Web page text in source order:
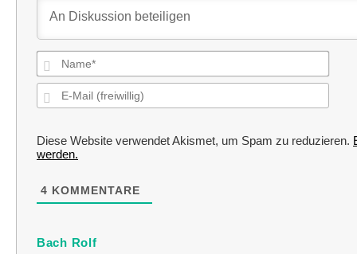
E-
Diese Website verwendet Akismet, um Spam zu reduzieren.
werden.
4 KOMMENTARE
Bach Rolf